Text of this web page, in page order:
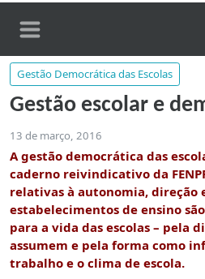
Gestão Democrática das Escolas
Gestão escolar e
13 de março, 2016
A gestão democrática das
caderno reivindicativo da
relativas à autonomia, direção
estabelecimentos de ensino
para a vida das escolas – pela
assumem e pela forma como
trabalho e o clima de escola.